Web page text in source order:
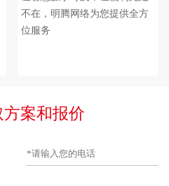
不在，明腾网络为您提供全方
位服务
案和报价